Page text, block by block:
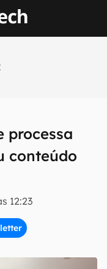
processa
conteúdo
12:23
em primeira